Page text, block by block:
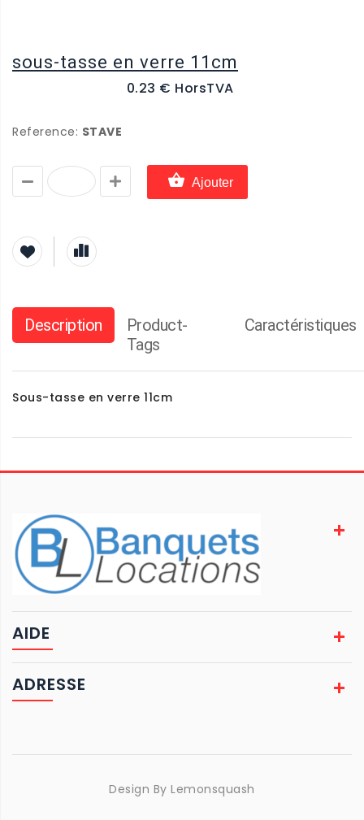
sous-tasse en verre 11cm
0.23 € HorsTVA
Reference: STAVE
Ajouter
Description
Product-
Tags
Caractéristiques
Sous-tasse en verre 11cm
AIDE
ADRESSE
Design ByLemonsquash